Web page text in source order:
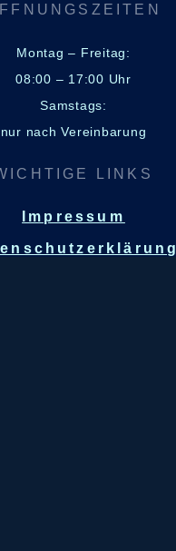
Montag – Freitag:
08:00 – 17:00 Uhr
Samstags:
nur nach Vereinbarung
LINKS
Impressum